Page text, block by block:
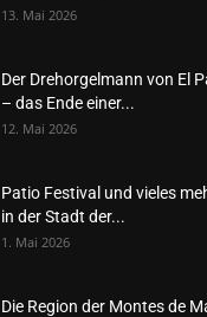
13. Mai 2026
Der Drehorgelmann von El
– das Ende einer...
12. Mai 2026
Patio Festival und vieles
in der Stadt der...
1. Mai 2026
Die Region der Montes de